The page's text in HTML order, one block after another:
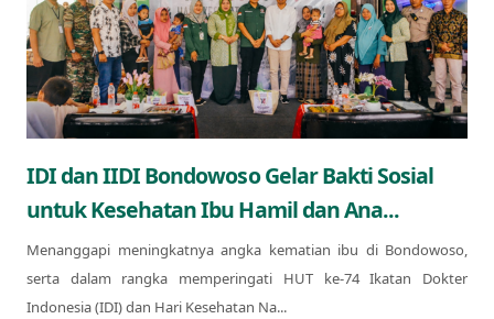
IDI dan IIDI Bondowoso Gelar Bakti Sosial
untuk Kesehatan Ibu Hamil dan Ana...
Menanggapi meningkatnya angka kematian ibu di Bondowoso,
serta dalam rangka memperingati HUT ke-74 Ikatan Dokter
Indonesia (IDI) dan Hari Kesehatan Na...